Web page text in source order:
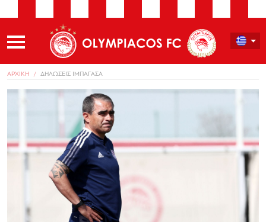
ΑΡΧΙΚΗ ΔΗΛΩΣΕΙΣ ΙΜΠΑΓΑΣΑ